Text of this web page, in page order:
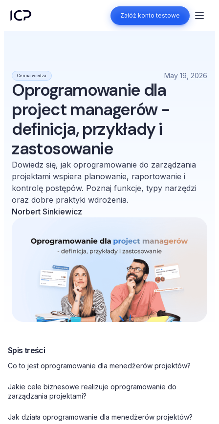
Załóż konto testowe
Załóż konto testowe
Cenna wiedza May 19, 2026
Oprogramowanie dla
project managerów -
definicja, przykłady i
zastosowanie
Dowiedz się, jak oprogramowanie do zarządzania
projektami wspiera planowanie, raportowanie i
kontrolę postępów. Poznaj funkcje, typy narzędzi
oraz dobre praktyki wdrożenia.
Norbert Sinkiewicz
Spis treści
Co to jest oprogramowanie dla menedżerów projektów?
Jakie cele biznesowe realizuje oprogramowanie do
zarządzania projektami?
Jak działa oprogramowanie dla menedżerów projektów?